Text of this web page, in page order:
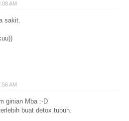
AM
sakit.
AM
ginian Mba :-D
buat detox tubuh.